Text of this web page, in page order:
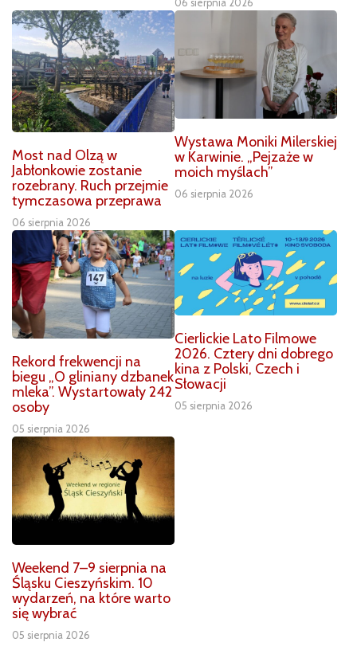
06 sierpnia 2026
Most nad Olzą w
Jabłonkowie zostanie
rozebrany. Ruch przejmie
tymczasowa przeprawa
06 sierpnia 2026
Wystawa Moniki Milerskiej
w Karwinie. „Pejzaże w
moich myślach”
06 sierpnia 2026
Rekord frekwencji na
biegu „O gliniany dzbanek
mleka”. Wystartowały 242
osoby
05 sierpnia 2026
Cierlickie Lato Filmowe
2026. Cztery dni dobrego
kina z Polski, Czech i
Słowacji
05 sierpnia 2026
Weekend 7–9 sierpnia na
Śląsku Cieszyńskim. 10
wydarzeń, na które warto
się wybrać
05 sierpnia 2026